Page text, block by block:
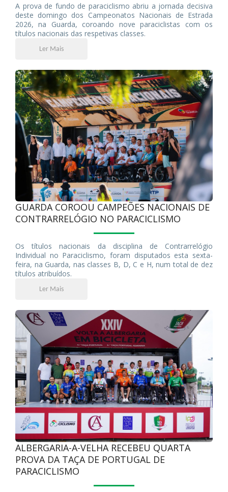
A prova de fundo de paraciclismo abriu a jornada decisiva
deste domingo dos Campeonatos Nacionais de Estrada
2026, na Guarda, coroando nove paraciclistas com os
títulos nacionais das respetivas classes.
Ler Mais
GUARDA COROOU CAMPEÕES NACIONAIS DE
CONTRARRELÓGIO NO PARACICLISMO
Os títulos nacionais da disciplina de Contrarrelógio
Individual no Paraciclismo, foram disputados esta sexta-
feira, na Guarda, nas classes B, D, C e H, num total de dez
títulos atribuídos.
Ler Mais
ALBERGARIA-A-VELHA RECEBEU QUARTA
PROVA DA TAÇA DE PORTUGAL DE
PARACICLISMO